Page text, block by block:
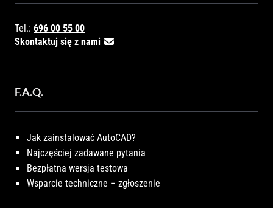
Tel.: 696 00 55 00
Skontaktuj się z nami
F.A.Q.
Jak zainstalować AutoCAD?
Najczęściej zadawane pytania
Bezpłatna wersja testowa
Wsparcie techniczne – zgłoszenie